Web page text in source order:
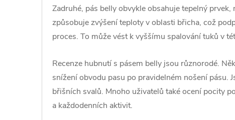
Zadruhé, pás belly obvykle obsahuje tepelný
způsobuje zvýšení teploty v oblasti břicha, což
proces. To může vést k vyššímu spalování tuků v
Recenze hubnutí s pásem belly jsou různorodé.
snížení obvodu pasu po pravidelném nošení pásu.
břišních svalů. Mnoho uživatelů také ocení pocity
a každodenních aktivit.